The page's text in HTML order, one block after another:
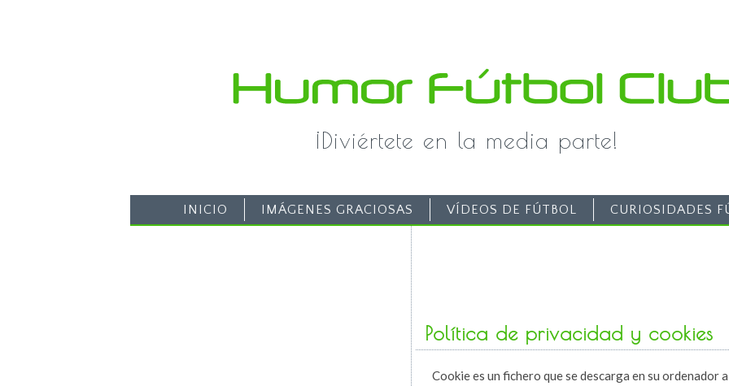
¡Diviértete en la media parte!
INICIO IMÁGENES GRACIOSAS VÍDEOS DE FÚTBOL CURIOSIDADES
Política de privacidad y cookies
Cookie es un fichero que se descarga en su ordenador